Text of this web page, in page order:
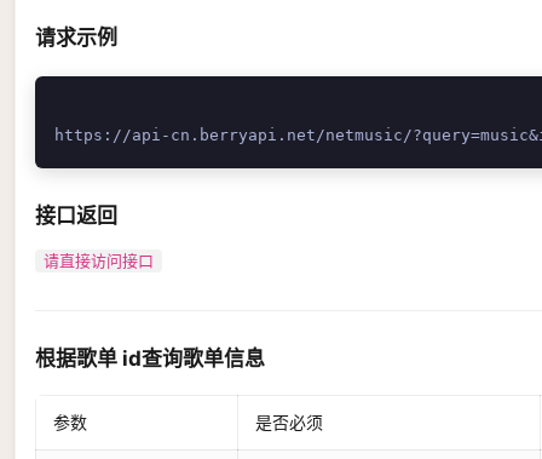
请求示例
接口返回
请直接访问接口
根据歌单 id查询歌单信息
参数 是否必须